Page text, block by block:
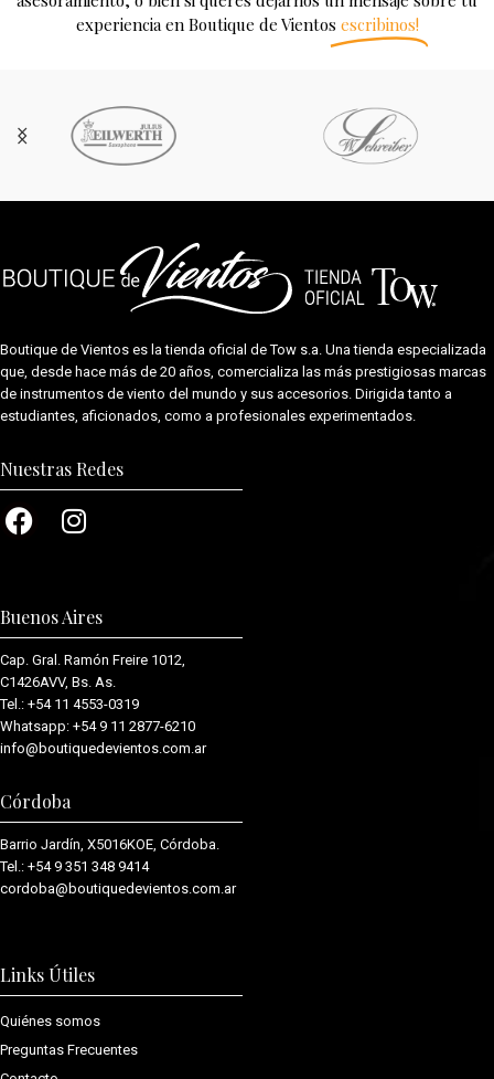
experiencia en Boutique de Vientos escribinos!
Boutique de Vientos es la tienda oficial deTow s.a. Una tienda especializada
que, desde hace más de 20 años, comercializa las más prestigiosas marcas
de instrumentos de viento del mundo y sus accesorios. Dirigida tanto a
estudiantes, aficionados, como a profesionales experimentados.
Nuestras Redes
Buenos Aires
Cap. Gral. Ramón Freire 1012,
C1426AVV, Bs. As.
Tel.: +54 11 4553-0319
Whatsapp: +54 9 11 2877-6210
info@boutiquedevientos.com.ar
Córdoba
Barrio Jardín, X5016KOE, Córdoba.
Tel.: +54 9 351 348 9414
cordoba@boutiquedevientos.com.ar
Links Útiles
Quiénes somos
Preguntas Frecuentes